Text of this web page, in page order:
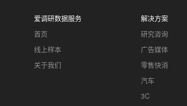
爱调研数据服务
首页
线上样本
关于我们
解决方案
研究咨询
广告媒体
零售快消
汽车
3C